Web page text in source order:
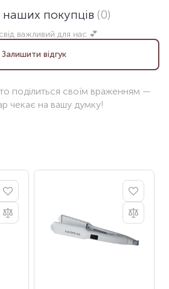
наших покупців (0)
важливий для нас 💕
Залишити відгук
поділиться своїм враженням —
чекає на вашу думку!